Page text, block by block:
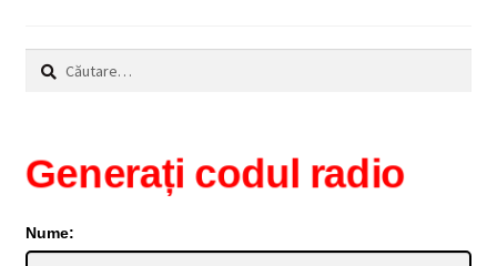
Caută
după:
Generați codul radio
Nume: